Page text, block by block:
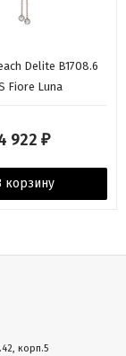
Delite B1708.6
Fiore Luna
922 ₽
корзину
корп.5